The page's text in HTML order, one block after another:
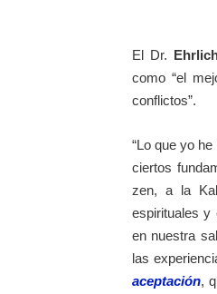
El Dr.
como “el
conflictos”.
“Lo que yo
ciertos
zen, a la
espirituales y
en nuestra
las
aceptación,